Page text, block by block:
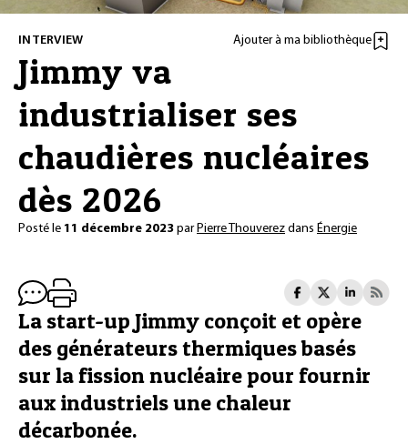
INTERVIEW Ajouter à ma bibliothèque
Jimmy va
industrialiser ses
chaudières nucléaires
dès 2026
Posté le 11 décembre 2023 par Pierre Thouverez dans Énergie
La start-up Jimmy conçoit et opère
des générateurs thermiques basés
sur la fission nucléaire pour fournir
aux industriels une chaleur
décarbonée.